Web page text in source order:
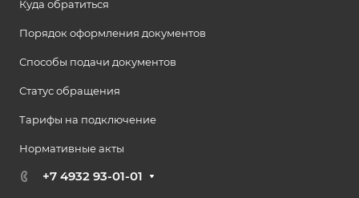
Куда обратиться
Порядок оформления документов
Способы подачи документов
Статус обращения
Тарифы на подключение
Нормативные акты
+7 4932 93-01-01